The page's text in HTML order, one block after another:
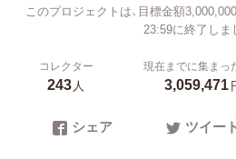
このプロジェクトは、目標金額
23:59に終了しま
コレクター
243人
現在までに集まっ
3,059,471
シェア ツイート